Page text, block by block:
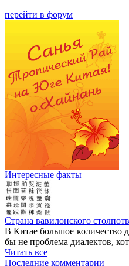
перейти в форум
Интересные факты
Страна вавилонского
В Китае большое количество
бы не проблема диалектов,
Читать все
Последние комментарии